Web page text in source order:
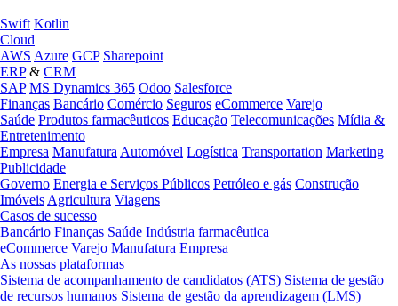
Swift Kotlin
Cloud
AWS Azure GCP Sharepoint
ERP& CRM
SAP MS Dynamics 365 Odoo Salesforce
Finanças Bancário Comércio Seguros eCommerce Varejo
Saúde Produtos farmacêuticos Educação Telecomunicações Mídia &
Entretenimento
Empresa Manufatura Automóvel Logística Transportation Marketing
Publicidade
Governo Energia e Serviços Públicos Petróleo e gás Construção
Imóveis Agricultura Viagens
Casos de sucesso
Bancário Finanças Saúde Indústria farmacêutica
eCommerce Varejo Manufatura Empresa
As nossas plataformas
Sistema de acompanhamento de candidatos (ATS) Sistema de gestão
de recursos humanos Sistema de gestão da aprendizagem (LMS)